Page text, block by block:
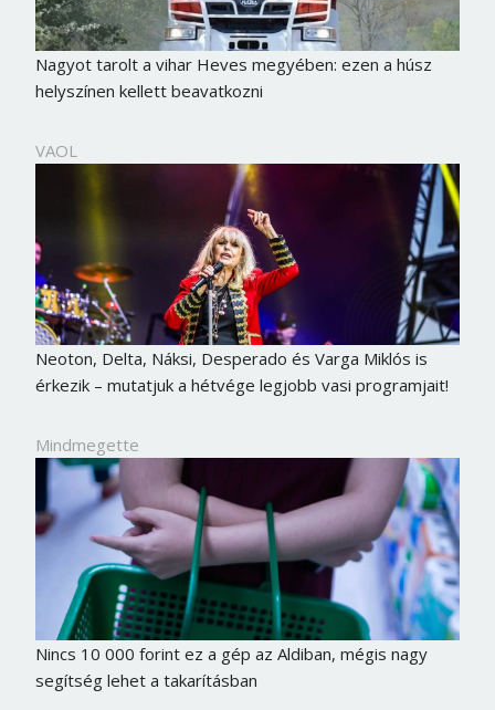
Nagyot tarolt a vihar Heves megyében: ezen a húsz
helyszínen kellett beavatkozni
VAOL
Neoton, Delta, Náksi, Desperado és Varga Miklós is
érkezik – mutatjuk a hétvége legjobb vasi programjait!
Mindmegette
Nincs 10 000 forint ez a gép az Aldiban, mégis nagy
segítség lehet a takarításban